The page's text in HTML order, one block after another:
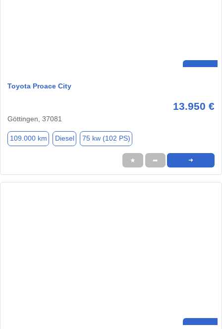
Toyota Proace City
13.950 €
Göttingen, 37081
109.000 km Diesel 75 kw (102 PS)
★ ➦ ➜